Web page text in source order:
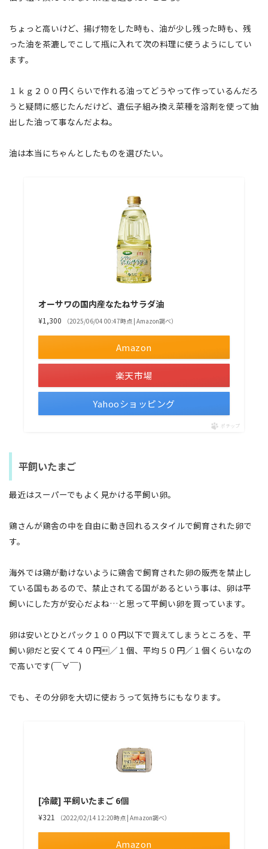
ちょっと高いけど、揚げ物をした時も、油が少し残った時も、残
った油を茶漉しでこして瓶に入れて次の料理に使うようにしてい
ます。
１ｋｇ２００円くらいで作れる油ってどうやって作っているんだろ
うと疑問に感じたんだけど、遺伝子組み換え菜種を溶剤を使って抽
出した油って事なんだよね。
油は本当にちゃんとしたものを選びたい。
オーサワの国内産なたねサラダ油
¥1,300 （2025/06/04 00:47時点 | Amazon調べ）
Amazon
楽天市場
Yahooショッピング
ポチップ
平飼いたまご
最近はスーパーでもよく見かける平飼い卵。
鶏さんが鶏舎の中を自由に動き回れるスタイルで飼育された卵で
す。
海外では鶏が動けないように鶏舎で飼育された卵の販売を禁止し
ている国もあるので、禁止されてる国があるという事は、卵は平
飼いにした方が安心だよね…と思って平飼い卵を買っています。
卵は安いとひとパック１００円以下で買えてしまうところを、平
飼い卵だと安くて４０円／１個、平均５０円／１個くらいなの
で高いです(￣∀￣)
でも、その分卵を大切に使おうって気持ちにもなります。
[冷蔵] 平飼いたまご 6個
¥321 （2022/02/14 12:20時点 | Amazon調べ）
Amazon